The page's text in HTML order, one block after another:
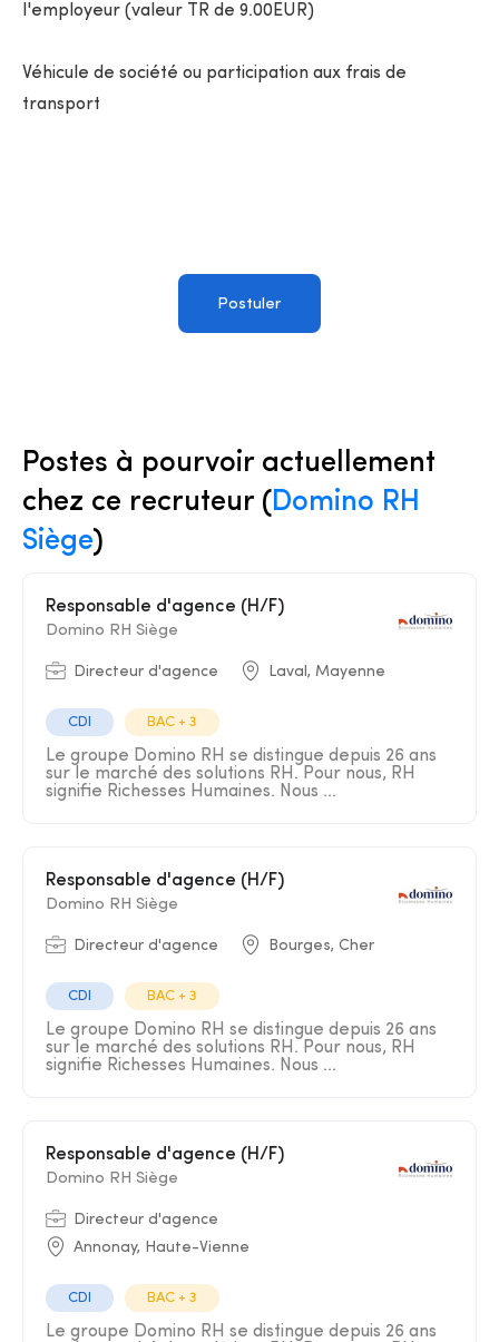
l'employeur (valeur TR de 9.00EUR)
Véhicule de société ou participation aux frais de
transport
Postuler
Postes à pourvoir actuellement
chez ce recruteur (Domino RH
Siège)
Responsable d'agence (H/F)
Domino RH Siège
Directeur d'agence Laval, Mayenne
CDI BAC + 3
Le groupe Domino RH se distingue depuis 26 ans
sur le marché des solutions RH. Pour nous, RH
signifie Richesses Humaines. Nous ...
Responsable d'agence (H/F)
Domino RH Siège
Directeur d'agence Bourges, Cher
CDI BAC + 3
Le groupe Domino RH se distingue depuis 26 ans
sur le marché des solutions RH. Pour nous, RH
signifie Richesses Humaines. Nous ...
Responsable d'agence (H/F)
Domino RH Siège
Directeur d'agence
Annonay, Haute-Vienne
CDI BAC + 3
Le groupe Domino RH se distingue depuis 26 ans